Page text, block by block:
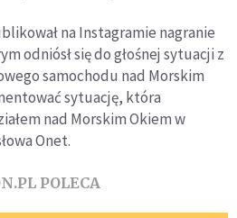
na Instagramie nagranie
odniósł się do głośnej sytuacji z
samochodu nad Morskim
sytuację, która
nad Morskim Okiem w
Onet.
POLECA